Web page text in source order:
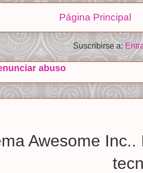
Página Principal
Suscribirse a:
abuso
Awesome